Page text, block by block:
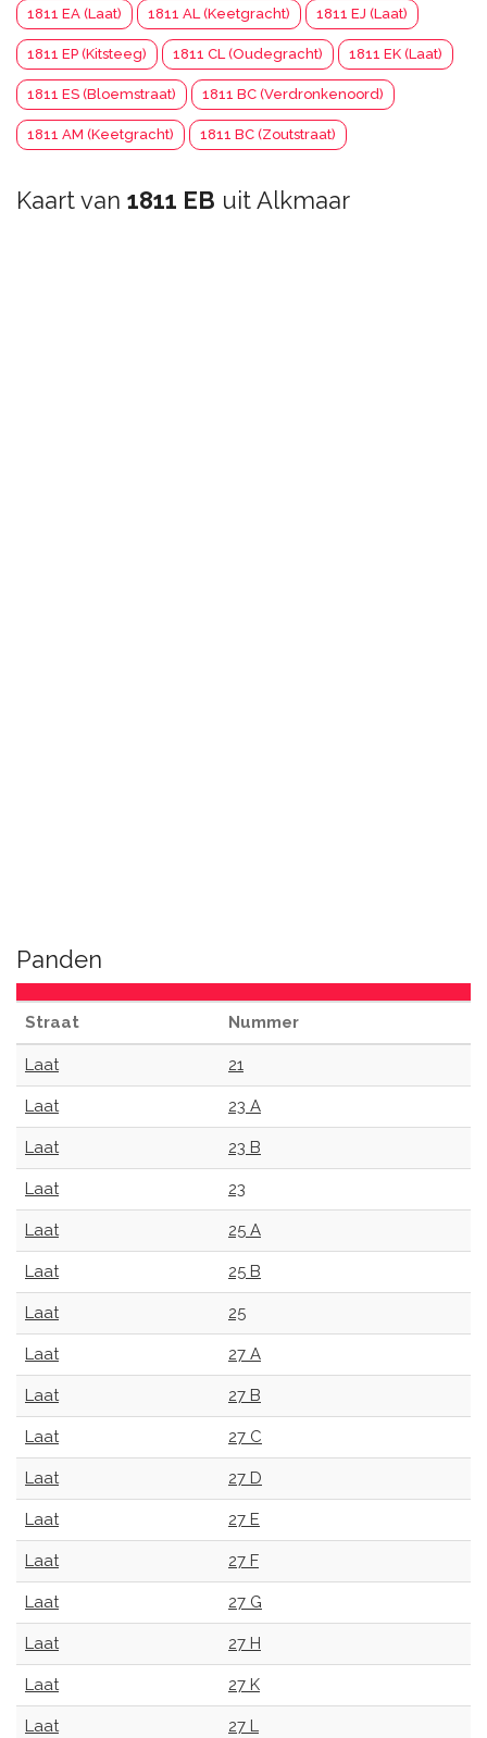
1811 EA (Laat) 1811 AL (Keetgracht) 1811 EJ (Laat)
1811 EP (Kitsteeg) 1811 CL (Oudegracht) 1811 EK (Laat)
1811 ES (Bloemstraat) 1811 BC (Verdronkenoord)
1811 AM (Keetgracht) 1811 BC (Zoutstraat)
Kaart van 1811 EB uit Alkmaar
Panden
Straat Nummer
Laat 21
Laat 23 A
Laat 23 B
Laat 23
Laat 25 A
Laat 25 B
Laat 25
Laat 27 A
Laat 27 B
Laat 27 C
Laat 27 D
Laat 27 E
Laat 27 F
Laat 27 G
Laat 27 H
Laat 27 K
Laat 27 L